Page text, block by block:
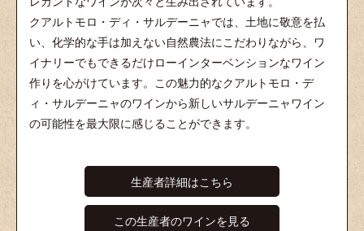
クアルトモロ・ディ・サルデーニャでは、土地に敬意を払
い、化学的な手は加えない自然農法にこだわりながら、ワ
イナリーでもできるだけローインターベンションなワイン
作りを心がけています。この魅力的なクアルトモロ・デ
ィ・サルデーニャのワインから新しいサルデーニャワイン
の可能性を最大限に感じることができます。
生産者詳細はこちら
この生産者のワインを見る